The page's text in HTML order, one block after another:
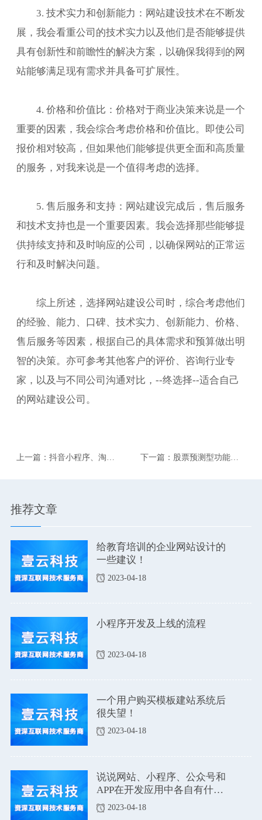
3. 技术实力和创新能力：网站建设技术在不断发
展，我会看重公司的技术实力以及他们是否能够提供
具有创新性和前瞻性的解决方案，以确保我得到的网
站能够满足现有需求并具备可扩展性。
4. 价格和价值比：价格对于商业决策来说是一个
重要的因素，我会综合考虑价格和价值比。即使公司
报价相对较高，但如果他们能够提供更全面和高质量
的服务，对我来说是一个值得考虑的选择。
5. 售后服务和支持：网站建设完成后，售后服务
和技术支持也是一个重要因素。我会选择那些能够提
供持续支持和及时响应的公司，以确保网站的正常运
行和及时解决问题。
综上所述，选择网站建设公司时，综合考虑他们
的经验、能力、口碑、技术实力、创新能力、价格、
售后服务等因素，根据自己的具体需求和预算做出明
智的决策。亦可参考其他客户的评价、咨询行业专
家，以及与不同公司沟通对比，--终选择--适合自己
的网站建设公司。
上一篇：抖音小程序、淘宝
下一篇：股票预测型功能网
推荐文章
给教育培训的企业网站设计的
一些建议！
2023-04-18
小程序开发及上线的流程
2023-04-18
一个用户购买模板建站系统后
很失望！
2023-04-18
说说网站、小程序、公众号和
APP在开发应用中各自有什么
优点和缺点吗？
2023-04-18